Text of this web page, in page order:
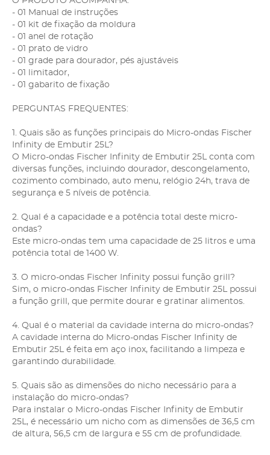
- 01 Manual de instruções
- 01 kit de fixação da moldura
- 01 anel de rotação
- 01 prato de vidro
- 01 grade para dourador, pés ajustáveis
- 01 limitador,
- 01 gabarito de fixação
PERGUNTAS FREQUENTES:
1. Quais são as funções principais do Micro-ondas Fischer
Infinity de Embutir 25L?
O Micro-ondas Fischer Infinity de Embutir 25L conta com
diversas funções, incluindo dourador, descongelamento,
cozimento combinado, auto menu, relógio 24h, trava de
segurança e 5 níveis de potência.
2. Qual é a capacidade e a potência total deste micro-
ondas?
Este micro-ondas tem uma capacidade de 25 litros e uma
potência total de 1400 W.
3. O micro-ondas Fischer Infinity possui função grill?
Sim, o micro-ondas Fischer Infinity de Embutir 25L possui
a função grill, que permite dourar e gratinar alimentos.
4. Qual é o material da cavidade interna do micro-ondas?
A cavidade interna do Micro-ondas Fischer Infinity de
Embutir 25L é feita em aço inox, facilitando a limpeza e
garantindo durabilidade.
5. Quais são as dimensões do nicho necessário para a
instalação do micro-ondas?
Para instalar o Micro-ondas Fischer Infinity de Embutir
25L, é necessário um nicho com as dimensões de 36,5 cm
de altura, 56,5 cm de largura e 55 cm de profundidade.